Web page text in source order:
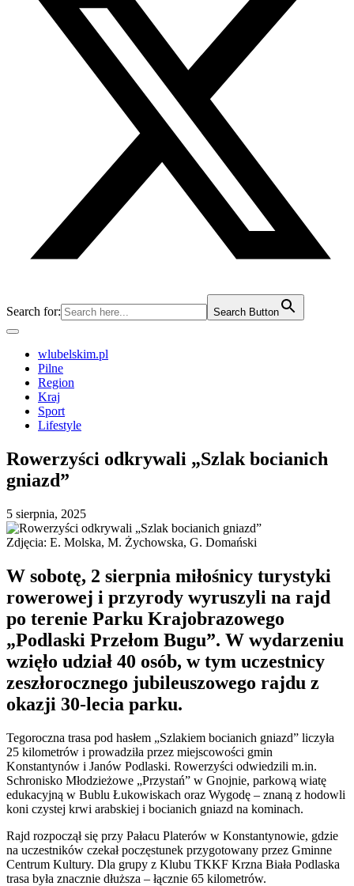
Search for: Search Button
wlubelskim.pl
Pilne
Region
Kraj
Sport
Lifestyle
Rowerzyści odkrywali „Szlak bocianich
gniazd”
5 sierpnia, 2025
Zdjęcia: E. Molska, M. Żychowska, G. Domański
W sobotę, 2 sierpnia miłośnicy turystyki
rowerowej i przyrody wyruszyli na rajd
po terenie Parku Krajobrazowego
„Podlaski Przełom Bugu”. W wydarzeniu
wzięło udział 40 osób, w tym uczestnicy
zeszłorocznego jubileuszowego rajdu z
okazji 30-lecia parku.
Tegoroczna trasa pod hasłem „Szlakiem bocianich gniazd” liczyła
25 kilometrów i prowadziła przez miejscowości gmin
Konstantynów i Janów Podlaski. Rowerzyści odwiedzili m.in.
Schronisko Młodzieżowe „Przystań” w Gnojnie, parkową wiatę
edukacyjną w Bublu Łukowiskach oraz Wygodę – znaną z hodowli
koni czystej krwi arabskiej i bocianich gniazd na kominach.
Rajd rozpoczął się przy Pałacu Platerów w Konstantynowie, gdzie
na uczestników czekał poczęstunek przygotowany przez Gminne
Centrum Kultury. Dla grupy z Klubu TKKF Krzna Biała Podlaska
trasa była znacznie dłuższa – łącznie 65 kilometrów.